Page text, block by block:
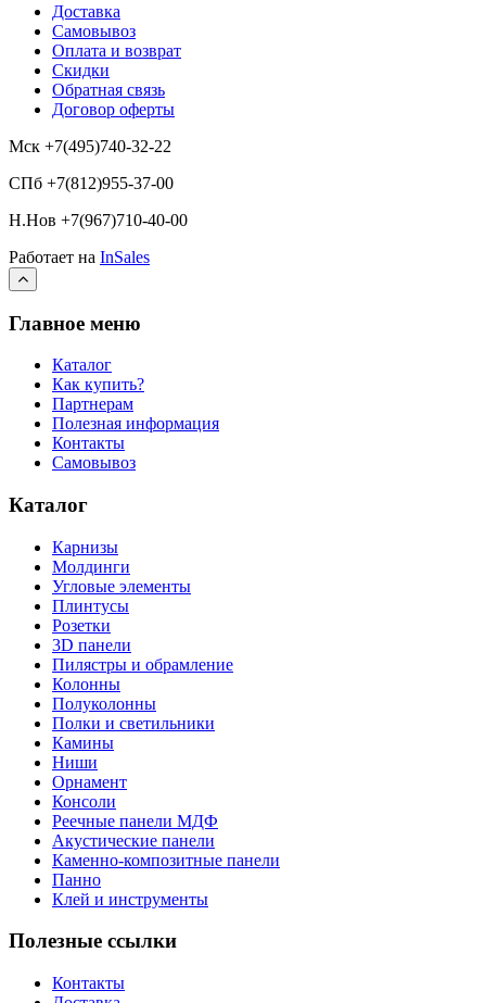
Доставка
Самовывоз
Оплата и возврат
Скидки
Обратная связь
Договор оферты
Мск +7(495)740-32-22
СПб +7(812)955-37-00
Н.Нов +7(967)710-40-00
Работает на InSales
Главное меню
Каталог
Как купить?
Партнерам
Полезная информация
Контакты
Самовывоз
Каталог
Карнизы
Молдинги
Угловые элементы
Плинтусы
Розетки
3D панели
Пилястры и обрамление
Колонны
Полуколонны
Полки и светильники
Камины
Ниши
Орнамент
Консоли
Реечные панели МДФ
Акустические панели
Каменно-композитные панели
Панно
Клей и инструменты
Полезные ссылки
Контакты